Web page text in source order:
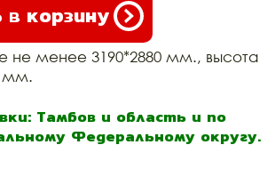
корзину
не менее 3190*2880 мм., высота
мм.
Тамбов и область и по
Федеральному округу.